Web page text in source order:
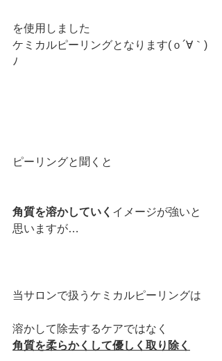
を使用しました
ケミカルピーリングとなります(ｏ´∀｀)
ﾉ
ピーリングと聞くと
角質を溶かしていく イメージが強いと
思いますが…
当サロンで扱うケミカルピーリングは
溶かして除去するケアではなく
角質を柔らかくして優しく取り除く